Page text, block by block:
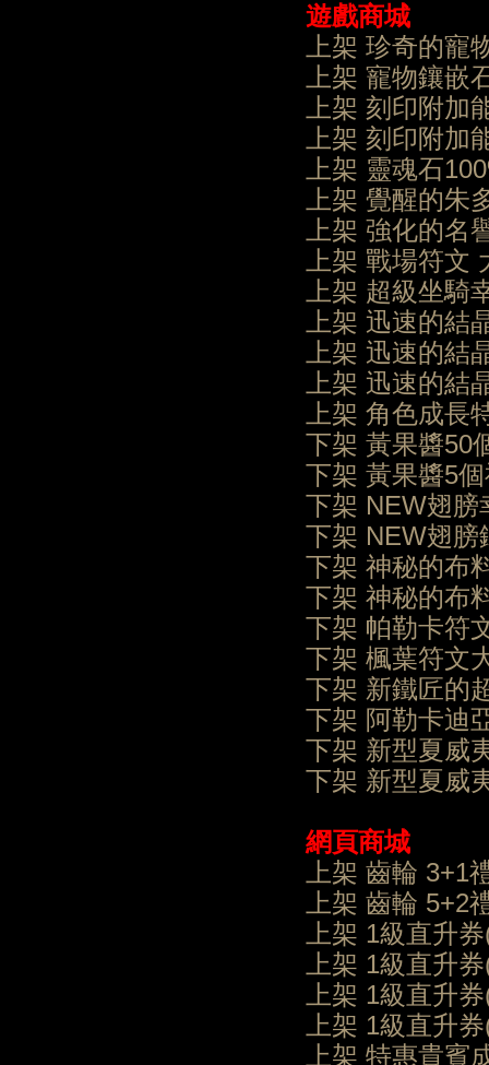
遊戲商城
上架 珍奇的寵
上架 寵物鑲嵌
上架 刻印附加
上架 刻印附加
上架 靈魂石
上架 覺醒的朱
上架 強化的名
上架 戰場符文
上架 超級坐騎
上架 迅速的結
上架 迅速的結
上架 迅速的結
上架 角色成長
下架 黃果醬50
下架 黃果醬5
下架 NEW翅膀
下架 NEW翅膀
下架 神秘的布
下架 神秘的布
下架 帕勒卡符
下架 楓葉符文
下架 新鐵匠的
下架 阿勒卡迪
下架 新型夏威
下架 新型夏威
網頁商城
上架 齒輪
上架 齒輪
上架 1級直升
上架 1級直升
上架 1級直升
上架 1級直升
上架 特惠貴